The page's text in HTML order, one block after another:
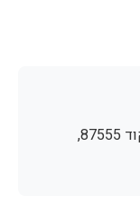
רחוב קיבוץ גלויות מספר 1, מיקוד 87555,